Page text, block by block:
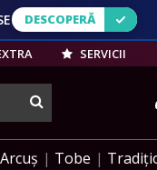
VEZI OFERTELE
DESCOPERĂ
DESCOPERĂ
SERVICII
Tobe